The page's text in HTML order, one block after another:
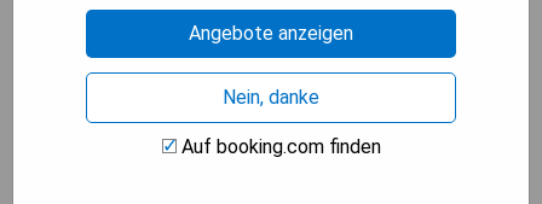
Angebote anzeigen
Nein, danke
Auf booking.com finden